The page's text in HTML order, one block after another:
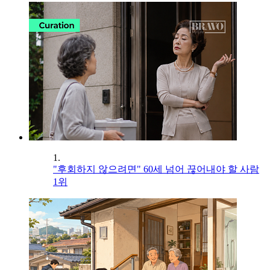
1.
"후회하지 않으려면" 60세 넘어 끊어내야 할 사람
1위